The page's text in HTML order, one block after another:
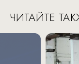
ЧИТАЙТЕ